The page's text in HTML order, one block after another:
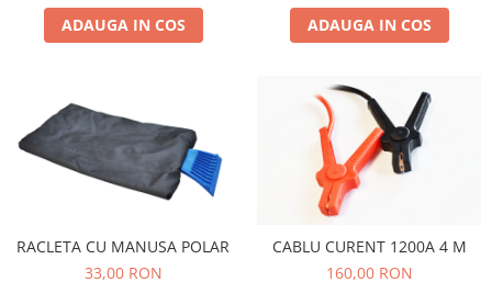
Articole Auto Sezoniere
Produse de Iarna
Produse de Vara
Blog
ADAUGA IN COS ADAUGA IN COS
RACLETA CU MANUSA POLAR
33,00 RON
CABLU CURENT 1200A 4 M
160,00 RON